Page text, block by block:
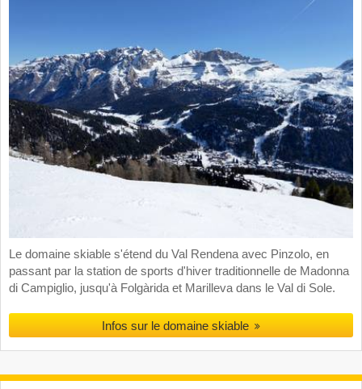
Le domaine skiable s'étend du Val Rendena avec Pinzolo, en
passant par la station de sports d'hiver traditionnelle de Madonna
di Campiglio, jusqu'à Folgàrida et Marilleva dans le Val di Sole.
Infos sur le domaine skiable